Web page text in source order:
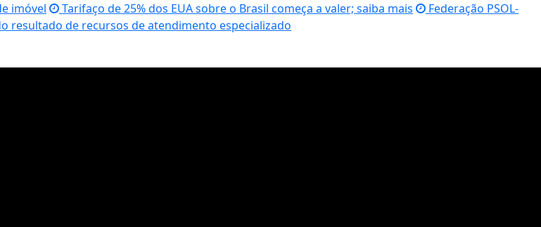
imóvel
Tarifaço de 25% dos EUA sobre o Brasil começa a valer; saiba mais
Federação PSOL-
resultado de recursos de atendimento especializado